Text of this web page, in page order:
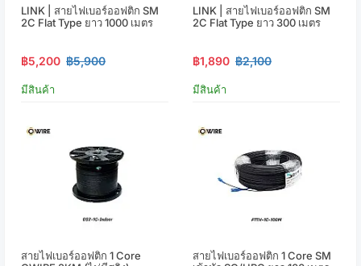
LINK | สายไฟเบอร์ออฟติก SM
2C Flat Type ยาว 1000 เมตร
฿5,200 ฿5,900
มีสินค้า
LINK | สายไฟเบอร์ออฟติก SM
2C Flat Type ยาว 300 เมตร
฿1,890 ฿2,100
มีสินค้า
สายไฟเบอร์ออฟติก 1 Core
สายไฟเบอร์ออฟติก 1 Core SM